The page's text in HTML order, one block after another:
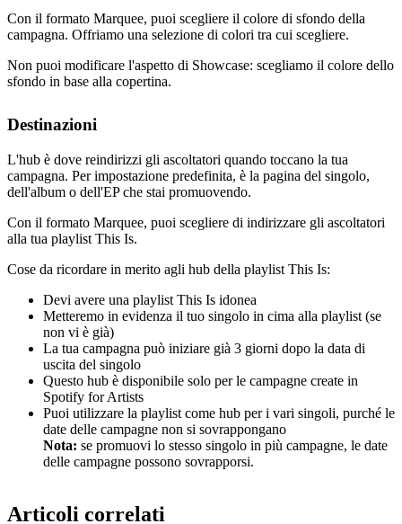
Con il formato Marquee, puoi scegliere il colore di sfondo della
campagna. Offriamo una selezione di colori tra cui scegliere.
Non puoi modificare l'aspetto di Showcase: scegliamo il colore dello
sfondo in base alla copertina.
Destinazioni
L'hub è dove reindirizzi gli ascoltatori quando toccano la tua
campagna. Per impostazione predefinita, è la pagina del singolo,
dell'album o dell'EP che stai promuovendo.
Con il formato Marquee, puoi scegliere di indirizzare gli ascoltatori
alla tua playlist This Is.
Cose da ricordare in merito agli hub della playlist This Is:
Devi avere una playlist This Is idonea
Metteremo in evidenza il tuo singolo in cima alla playlist (se
non vi è già)
La tua campagna può iniziare già 3 giorni dopo la data di
uscita del singolo
Questo hub è disponibile solo per le campagne create in
Spotify for Artists
Puoi utilizzare la playlist come hub per i vari singoli, purché le
date delle campagne non si sovrappongano
Nota: se promuovi lo stesso singolo in più campagne, le date
delle campagne possono sovrapporsi.
Articoli correlati